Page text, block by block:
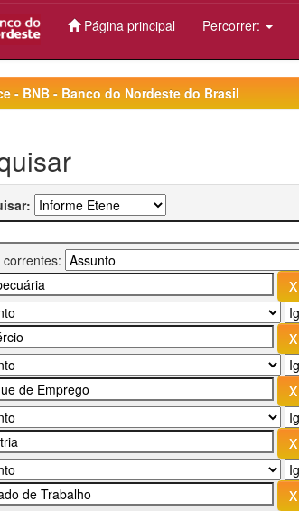
Página principal Percorrer:
- BNB - Banco do Nordeste do Brasil
correntes: